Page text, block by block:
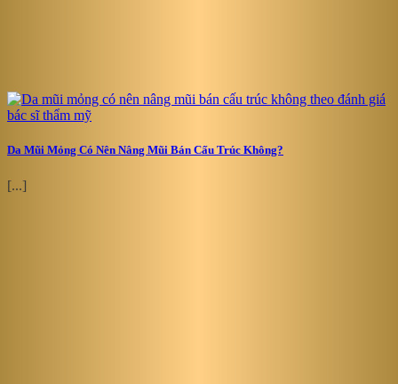
Da Mũi Mỏng Có Nên Nâng Mũi Bán Cấu Trúc Không?
[...]